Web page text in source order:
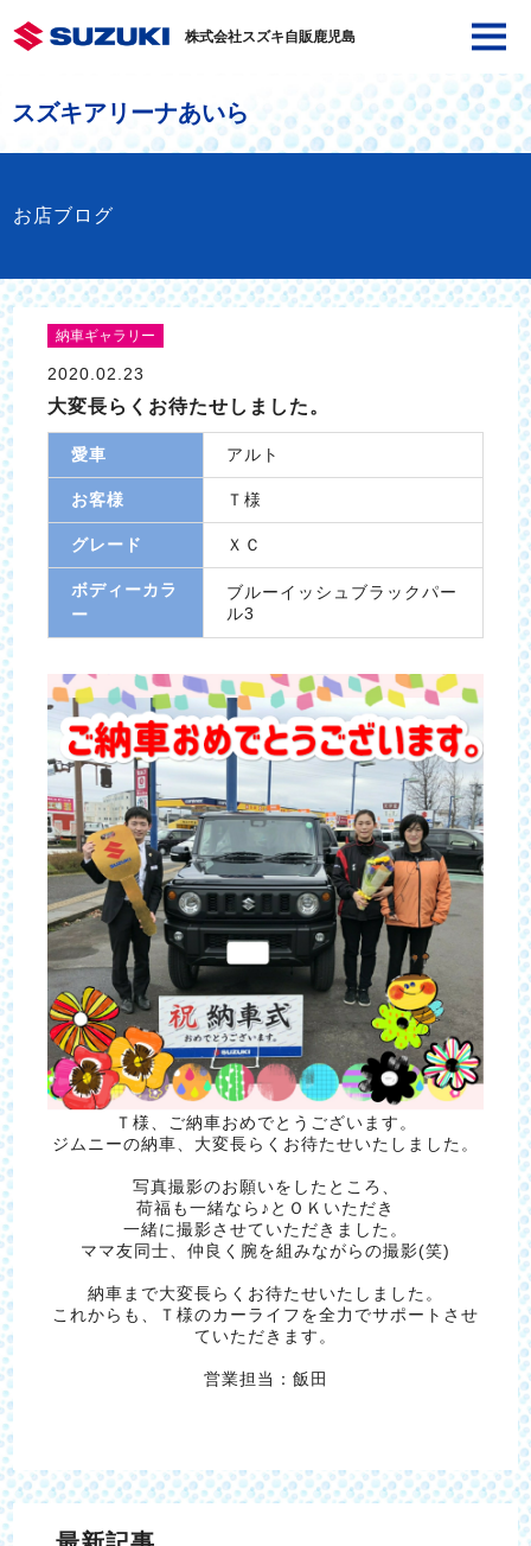
株式会社スズキ自販鹿児島
スズキアリーナあいら
お店ブログ
納車ギャラリー
2020.02.23
大変長らくお待たせしました。
愛車 アルト
お客様 Ｔ様
グレード ＸＣ
ボディーカラ
ー
ブルーイッシュブラックパー
ル3
Ｔ様、ご納車おめでとうございます。
ジムニーの納車、大変長らくお待たせいたしました。
写真撮影のお願いをしたところ、
荷福も一緒なら♪とＯＫいただき
一緒に撮影させていただきました。
ママ友同士、仲良く腕を組みながらの撮影(笑)
納車まで大変長らくお待たせいたしました。
これからも、Ｔ様のカーライフを全力でサポートさせ
ていただきます。
営業担当：飯田